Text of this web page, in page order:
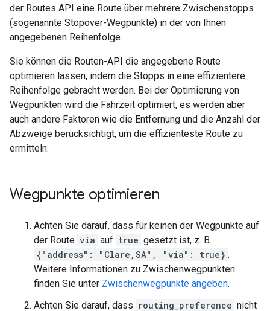
der Routes API eine Route über mehrere Zwischenstopps
(sogenannte Stopover-Wegpunkte) in der von Ihnen
angegebenen Reihenfolge.
Sie können die Routen-API die angegebene Route
optimieren lassen, indem die Stopps in eine effizientere
Reihenfolge gebracht werden. Bei der Optimierung von
Wegpunkten wird die Fahrzeit optimiert, es werden aber
auch andere Faktoren wie die Entfernung und die Anzahl der
Abzweige berücksichtigt, um die effizienteste Route zu
ermitteln.
Wegpunkte optimieren
Achten Sie darauf, dass für keinen der Wegpunkte auf
der Route via auf true gesetzt ist, z. B.
{"address": "Clare,SA", "via": true} .
Weitere Informationen zu Zwischenwegpunkten
finden Sie unter Zwischenwegpunkte angeben.
Achten Sie darauf, dass routing_preference nicht